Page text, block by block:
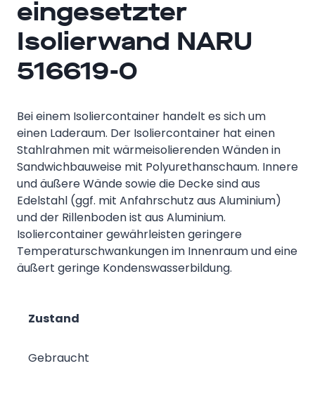
eingesetzter
Isolierwand NARU
516619-0
Bei einem Isoliercontainer handelt es sich um
einen Laderaum. Der Isoliercontainer hat einen
Stahlrahmen mit wärmeisolierenden Wänden in
Sandwichbauweise mit Polyurethanschaum. Innere
und äußere Wände sowie die Decke sind aus
Edelstahl (ggf. mit Anfahrschutz aus Aluminium)
und der Rillenboden ist aus Aluminium.
Isoliercontainer gewährleisten geringere
Temperaturschwankungen im Innenraum und eine
äußert geringe Kondenswasserbildung.
Zustand
Gebraucht